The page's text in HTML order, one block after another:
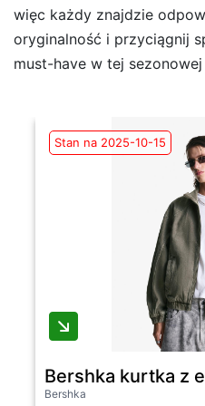
więc każdy znajdzie
oryginalność i przyciągnij
must-have w tej
Stan na 2025-10-15
Bershka kurtka z
Bershka